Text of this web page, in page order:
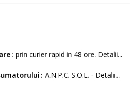
prin curier rapid in 48 ore. Detalii...
A.N.P.C. S.O.L. - Detalii...